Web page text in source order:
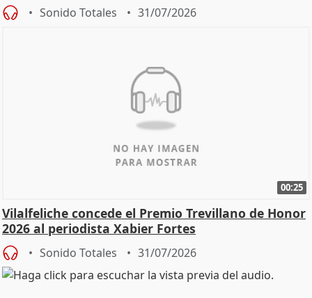
Sonido Totales 31/07/2026
00:25
Vilalfeliche concede el Premio Trevillano de Honor
2026 al periodista Xabier Fortes
Sonido Totales 31/07/2026